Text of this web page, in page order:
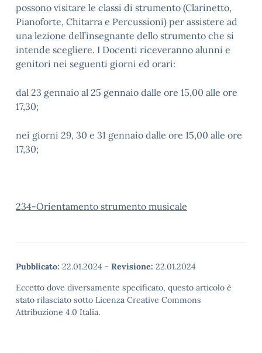
possono visitare le classi di strumento (Clarinetto,
Pianoforte, Chitarra e Percussioni) per assistere ad
una lezione dell’insegnante dello strumento che si
intende scegliere. I Docenti riceveranno alunni e
genitori nei seguenti giorni ed orari:
dal 23 gennaio al 25 gennaio dalle ore 15,00 alle ore
17,30;
nei giorni 29, 30 e 31 gennaio dalle ore 15,00 alle ore
17,30;
234-Orientamento strumento musicale
Pubblicato: 22.01.2024 - Revisione: 22.01.2024
Eccetto dove diversamente specificato, questo articolo è
stato rilasciato sotto Licenza Creative Commons
Attribuzione 4.0 Italia.